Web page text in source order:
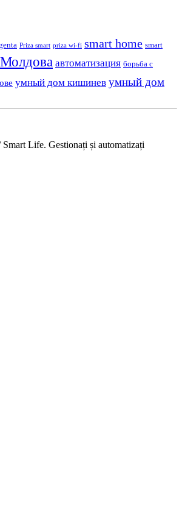
Priza smart priza wi-fi smart home smart
Молдова автоматизация борьба с
умный дом кишинев умный дом
Life. Gestionați și automatizați